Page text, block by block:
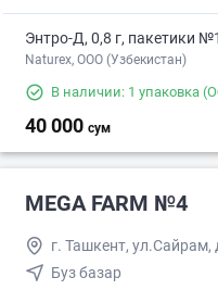
Энтро-Д, 0,8 г, пакетики
Naturex, OOO (Узбекистан)
В наличии: 1 упаковка
40 000 сум
MEGA FARM №4
г. Ташкент, ул.Сайрам,
Буз базар